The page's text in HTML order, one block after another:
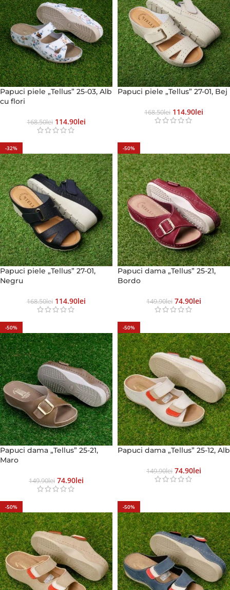
Papuci piele „Tellus” 25-03, Alb
cu flori
168.50Lei 114.90Lei
Papuci piele „Tellus” 27-01, Bej
168.50Lei 114.90Lei
-32%
Papuci piele „Tellus” 27-01,
Negru
168.50Lei 114.90Lei
-50%
Papuci dama „Tellus” 25-21,
Bordo
149.90Lei 74.90Lei
-50%
Papuci dama „Tellus” 25-21,
Maro
149.90Lei 74.90Lei
-50%
Papuci dama „Tellus” 25-12, Alb
149.90Lei 74.90Lei
-50% -50%